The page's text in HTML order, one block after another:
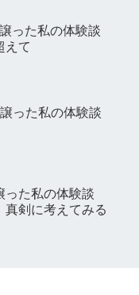
った私の体験談
て
った私の体験談
た私の体験談
剣に考えてみる